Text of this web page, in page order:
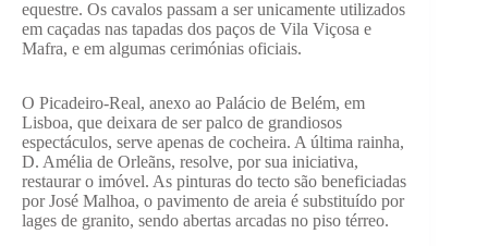
equestre. Os cavalos passam a ser unicamente utilizados
em caçadas nas tapadas dos paços de Vila Viçosa e
Mafra, e em algumas cerimónias oficiais.
O Picadeiro-Real, anexo ao Palácio de Belém, em
Lisboa, que deixara de ser palco de grandiosos
espectáculos, serve apenas de cocheira. A última rainha,
D. Amélia de Orleãns, resolve, por sua iniciativa,
restaurar o imóvel. As pinturas do tecto são beneficiadas
por José Malhoa, o pavimento de areia é substituído por
lages de granito, sendo abertas arcadas no piso térreo.